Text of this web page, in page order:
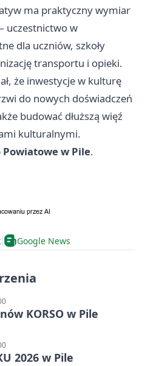
ma praktyczny wymiar
uczestnictwo w
dla uczniów, szkoły
transportu i opieki.
że inwestycje w kulturę
do nowych doświadczeń
budować dłuższą więź
kulturalnymi.
w Pile.
Google News
KORSO w Pile
2026 w Pile